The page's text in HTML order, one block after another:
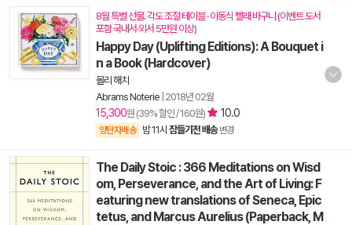
8월 특별 선물. 각도 조절 테이블 · 이동식 빨래 바구니 (이벤트 도서
포함 국내서·외서 5만원 이상)
Happy Day (Uplifting Editions): A Bouquet i
n a Book (Hardcover)
몰리 해치
Abrams Noterie 2018년 02월
15,300원 (39% 할인 / 160원) 10.0
양탄자배송 밤 11시 잠들기전 배송 변경
The Daily Stoic : 366 Meditations on Wisd
om, Perseverance, and the Art of Living: F
eaturing new translations of Seneca, Epic
tetus, and Marcus Aurelius (Paperback, M